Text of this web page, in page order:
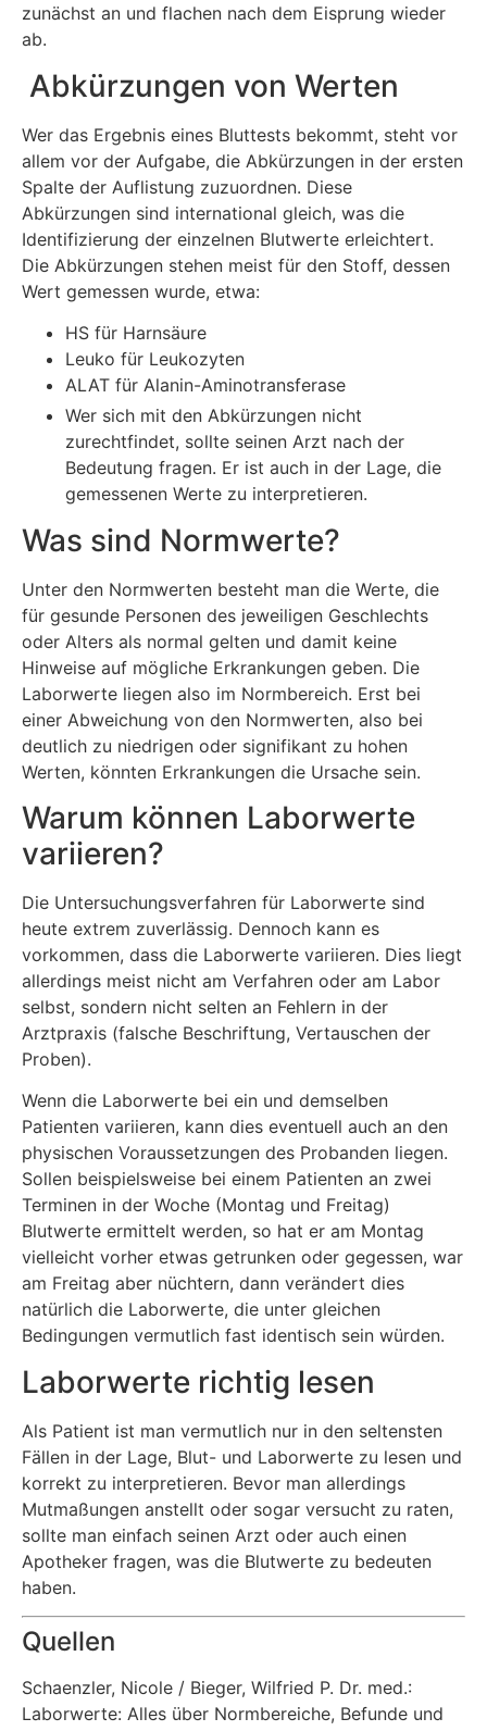
zunächst an und flachen nach dem Eisprung wieder
ab.
Abkürzungen von Werten
Wer das Ergebnis eines Bluttests bekommt, steht vor
allem vor der Aufgabe, die Abkürzungen in der ersten
Spalte der Auflistung zuzuordnen. Diese
Abkürzungen sind international gleich, was die
Identifizierung der einzelnen Blutwerte erleichtert.
Die Abkürzungen stehen meist für den Stoff, dessen
Wert gemessen wurde, etwa:
HS für Harnsäure
Leuko für Leukozyten
ALAT für Alanin-Aminotransferase
Wer sich mit den Abkürzungen nicht
zurechtfindet, sollte seinen Arzt nach der
Bedeutung fragen. Er ist auch in der Lage, die
gemessenen Werte zu interpretieren.
Was sind Normwerte?
Unter den Normwerten besteht man die Werte, die
für gesunde Personen des jeweiligen Geschlechts
oder Alters als normal gelten und damit keine
Hinweise auf mögliche Erkrankungen geben. Die
Laborwerte liegen also im Normbereich. Erst bei
einer Abweichung von den Normwerten, also bei
deutlich zu niedrigen oder signifikant zu hohen
Werten, könnten Erkrankungen die Ursache sein.
Warum können Laborwerte
variieren?
Die Untersuchungsverfahren für Laborwerte sind
heute extrem zuverlässig. Dennoch kann es
vorkommen, dass die Laborwerte variieren. Dies liegt
allerdings meist nicht am Verfahren oder am Labor
selbst, sondern nicht selten an Fehlern in der
Arztpraxis (falsche Beschriftung, Vertauschen der
Proben).
Wenn die Laborwerte bei ein und demselben
Patienten variieren, kann dies eventuell auch an den
physischen Voraussetzungen des Probanden liegen.
Sollen beispielsweise bei einem Patienten an zwei
Terminen in der Woche (Montag und Freitag)
Blutwerte ermittelt werden, so hat er am Montag
vielleicht vorher etwas getrunken oder gegessen, war
am Freitag aber nüchtern, dann verändert dies
natürlich die Laborwerte, die unter gleichen
Bedingungen vermutlich fast identisch sein würden.
Laborwerte richtig lesen
Als Patient ist man vermutlich nur in den seltensten
Fällen in der Lage, Blut- und Laborwerte zu lesen und
korrekt zu interpretieren. Bevor man allerdings
Mutmaßungen anstellt oder sogar versucht zu raten,
sollte man einfach seinen Arzt oder auch einen
Apotheker fragen, was die Blutwerte zu bedeuten
haben.
Quellen
Schaenzler, Nicole / Bieger, Wilfried P. Dr. med.:
Laborwerte: Alles über Normbereiche, Befunde und